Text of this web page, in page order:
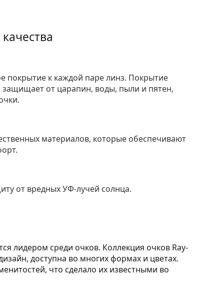
покрытие к каждой паре линз. Покрытие
от царапин, воды, пыли и пятен,
материалов, которые обеспечивают
от вредных УФ-лучей солнца.
лидером среди очков. Коллекция очков Ray-
доступна во многих формах и цветах.
что сделало их известными во